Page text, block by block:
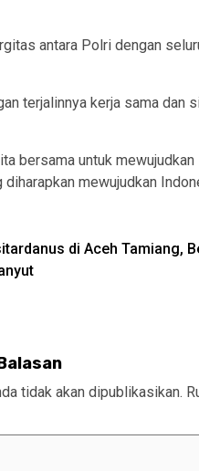
antara Polri dengan
terjalinnya kerja sama
bersama untuk
diharapkan mewujudkan
di Aceh Tamiang,
tidak akan dipublikasikan.